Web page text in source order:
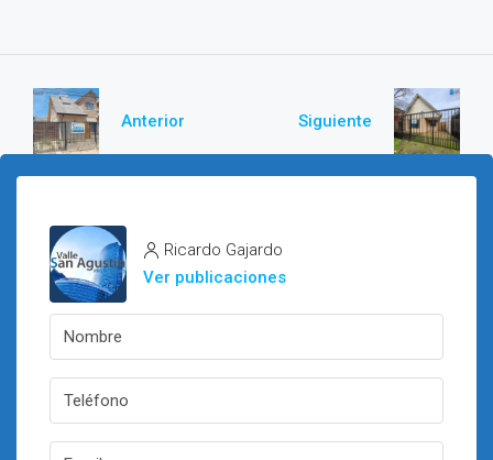
Anterior Siguiente
Ricardo Gajardo
Ver publicaciones